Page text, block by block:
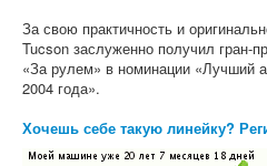
За свою практичность и
Tucson заслуженно получил гран-
«За рулем» в номинации «Лучший
2004 года».
Хочешь себе такую линейку?